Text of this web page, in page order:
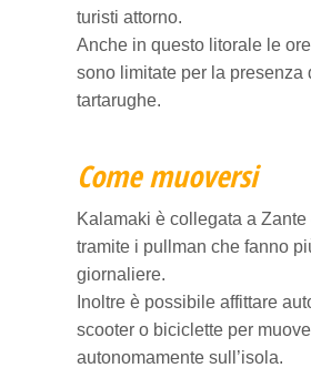
turisti attorno.
Anche in questo litorale le
sono limitate per la presenza
tartarughe.
Come muoversi
Kalamaki è collegata a
tramite i pullman che fanno
giornaliere.
Inoltre è possibile affittare
scooter o biciclette per
autonomamente sull’isola.